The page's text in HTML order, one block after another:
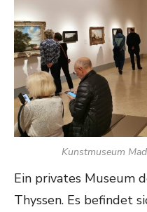
Kunstmuseum
Ein privates Museum
Thyssen. Es befindet